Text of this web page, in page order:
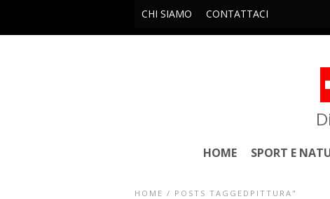
CHI SIAMO CONTATTACI
HOME SPORT E
HOME / POSTS TAGGEDPITTURA"